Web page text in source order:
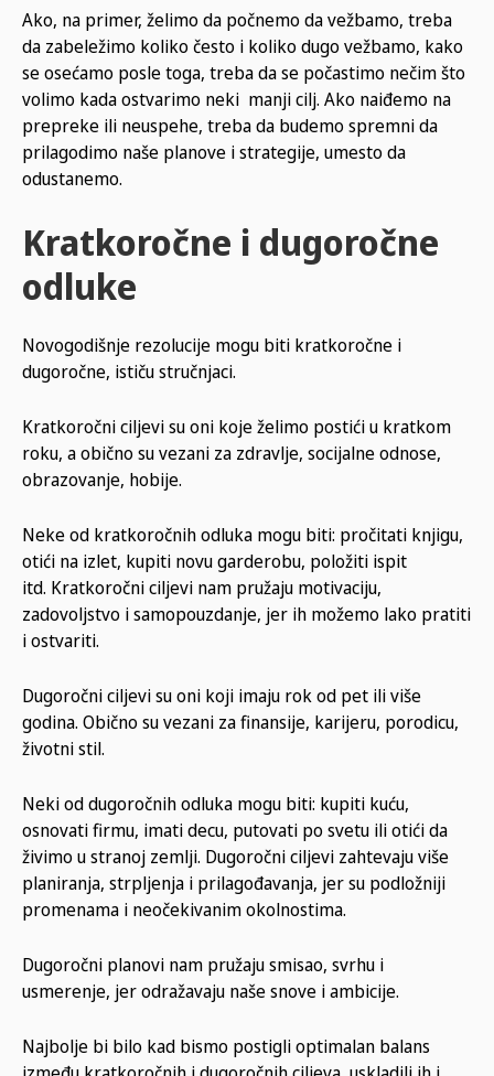
Ako, na primer, želimo da počnemo da vežbamo, treba
da zabeležimo koliko često i koliko dugo vežbamo, kako
se osećamo posle toga, treba da se počastimo nečim što
volimo kada ostvarimo neki manji cilj. Ako naiđemo na
prepreke ili neuspehe, treba da budemo spremni da
prilagodimo naše planove i strategije, umesto da
odustanemo.
Kratkoročne i dugoročne
odluke
Novogodišnje rezolucije mogu biti kratkoročne i
dugoročne, ističu stručnjaci.
Kratkoročni ciljevi su oni koje želimo postići u kratkom
roku, a obično su vezani za zdravlje, socijalne odnose,
obrazovanje, hobije.
Neke od kratkoročnih odluka mogu biti: pročitati knjigu,
otići na izlet, kupiti novu garderobu, položiti ispit
itd. Kratkoročni ciljevi nam pružaju motivaciju,
zadovoljstvo i samopouzdanje, jer ih možemo lako pratiti
i ostvariti.
Dugoročni ciljevi su oni koji imaju rok od pet ili više
godina. Obično su vezani za finansije, karijeru, porodicu,
životni stil.
Neki od dugoročnih odluka mogu biti: kupiti kuću,
osnovati firmu, imati decu, putovati po svetu ili otići da
živimo u stranoj zemlji. Dugoročni ciljevi zahtevaju više
planiranja, strpljenja i prilagođavanja, jer su podložniji
promenama i neočekivanim okolnostima.
Dugoročni planovi nam pružaju smisao, svrhu i
usmerenje, jer odražavaju naše snove i ambicije.
Najbolje bi bilo kad bismo postigli optimalan balans